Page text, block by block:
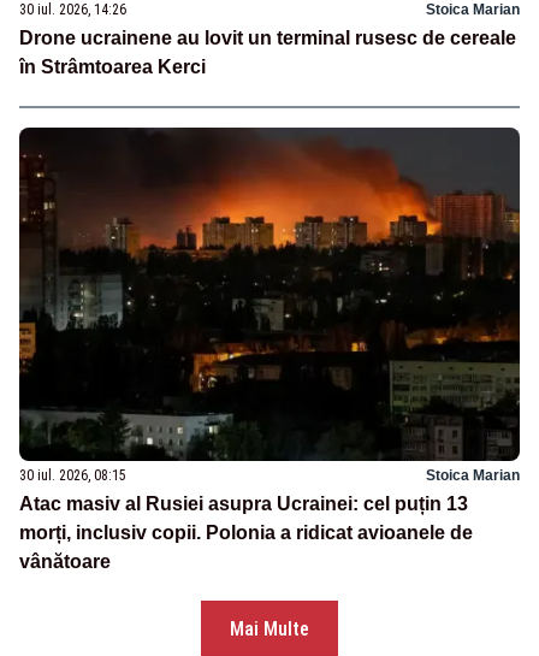
30 iul. 2026, 14:26 Stoica Marian
Drone ucrainene au lovit un terminal rusesc de cereale
în Strâmtoarea Kerci
30 iul. 2026, 08:15 Stoica Marian
Atac masiv al Rusiei asupra Ucrainei: cel puțin 13
morți, inclusiv copii. Polonia a ridicat avioanele de
vânătoare
Mai Multe